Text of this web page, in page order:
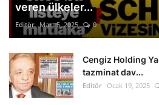
veren ülkeler...
Editör Mart 5, 2025 0
Cengiz Holding
tazminat dav...
Editör Ocak 19, 2025